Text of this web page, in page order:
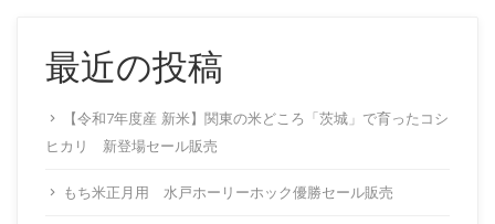
最近の投稿
【令和7年度産 新米】関東の米どころ「茨城」で育ったコシ
ヒカリ 新登場セール販売
もち米正月用 水戸ホーリーホック優勝セール販売